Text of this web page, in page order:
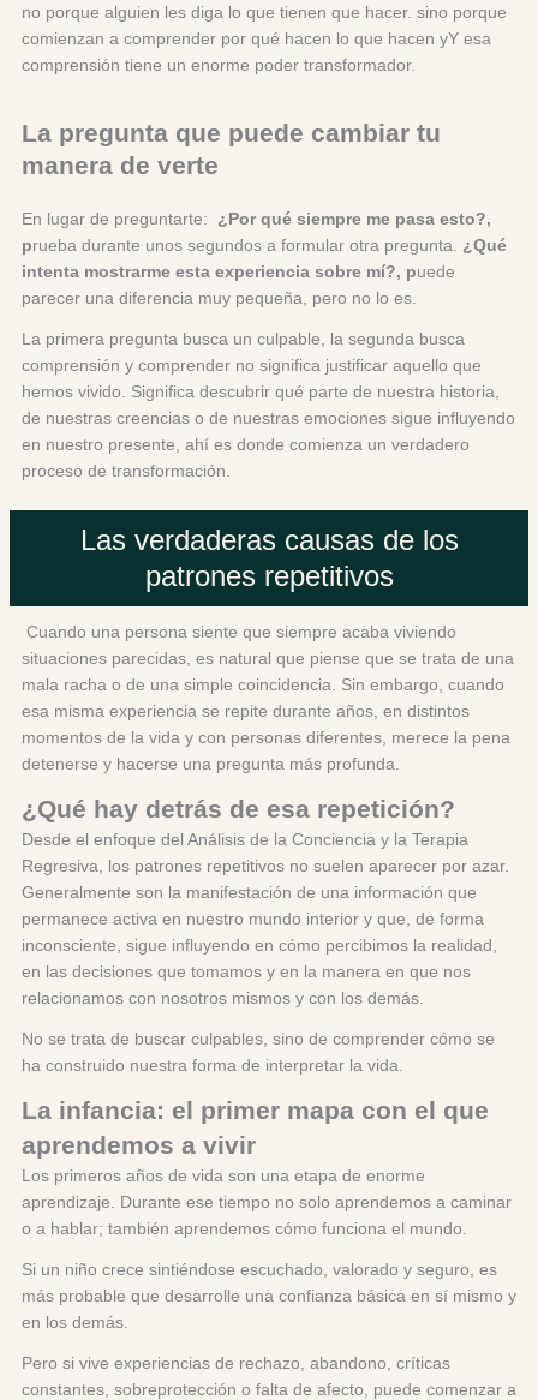
no porque alguien les diga lo que tienen que hacer. sino porque
comienzan a comprender por qué hacen lo que hacen yY esa
comprensión tiene un enorme poder transformador.
La pregunta que puede cambiar tu
manera de verte
En lugar de preguntarte: ¿Por qué siempre me pasa esto?,
prueba durante unos segundos a formular otra pregunta. ¿Qué
intenta mostrarme esta experiencia sobre mí?, puede
parecer una diferencia muy pequeña, pero no lo es.
La primera pregunta busca un culpable, la segunda busca
comprensión y comprender no significa justificar aquello que
hemos vivido. Significa descubrir qué parte de nuestra historia,
de nuestras creencias o de nuestras emociones sigue influyendo
en nuestro presente, ahí es donde comienza un verdadero
proceso de transformación.
Las verdaderas causas de los
patrones repetitivos
Cuando una persona siente que siempre acaba viviendo
situaciones parecidas, es natural que piense que se trata de una
mala racha o de una simple coincidencia. Sin embargo, cuando
esa misma experiencia se repite durante años, en distintos
momentos de la vida y con personas diferentes, merece la pena
detenerse y hacerse una pregunta más profunda.
¿Qué hay detrás de esa repetición?
Desde el enfoque del Análisis de la Conciencia y la Terapia
Regresiva, los patrones repetitivos no suelen aparecer por azar.
Generalmente son la manifestación de una información que
permanece activa en nuestro mundo interior y que, de forma
inconsciente, sigue influyendo en cómo percibimos la realidad,
en las decisiones que tomamos y en la manera en que nos
relacionamos con nosotros mismos y con los demás.
No se trata de buscar culpables, sino de comprender cómo se
ha construido nuestra forma de interpretar la vida.
La infancia: el primer mapa con el que
aprendemos a vivir
Los primeros años de vida son una etapa de enorme
aprendizaje. Durante ese tiempo no solo aprendemos a caminar
o a hablar; también aprendemos cómo funciona el mundo.
Si un niño crece sintiéndose escuchado, valorado y seguro, es
más probable que desarrolle una confianza básica en sí mismo y
en los demás.
Pero si vive experiencias de rechazo, abandono, críticas
constantes, sobreprotección o falta de afecto, puede comenzar a